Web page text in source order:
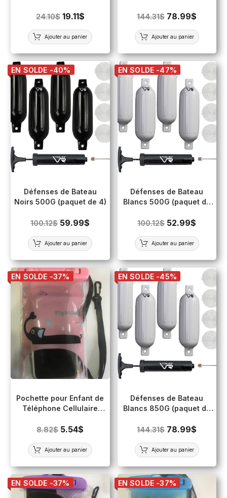
24.10$ 19.11$
Ajouter au panier
144.31$ 78.99$
Ajouter au panier
EN SOLDE -40%
Défenses de Bateau
Noirs 500G (paquet de 4)
100.12$ 59.99$
Ajouter au panier
EN SOLDE -47%
Défenses de Bateau
Blancs 500G (paquet de
100.12$ 52.99$
Ajouter au panier
EN SOLDE -37%
Pochette pour Enfant de
Téléphone Cellulaire
tactile) ROSE
8.82$ 5.54$
Ajouter au panier
EN SOLDE -45%
Défenses de Bateau
Blancs 850G (paquet de
144.31$ 78.99$
Ajouter au panier
EN SOLDE -37% EN SOLDE -37%